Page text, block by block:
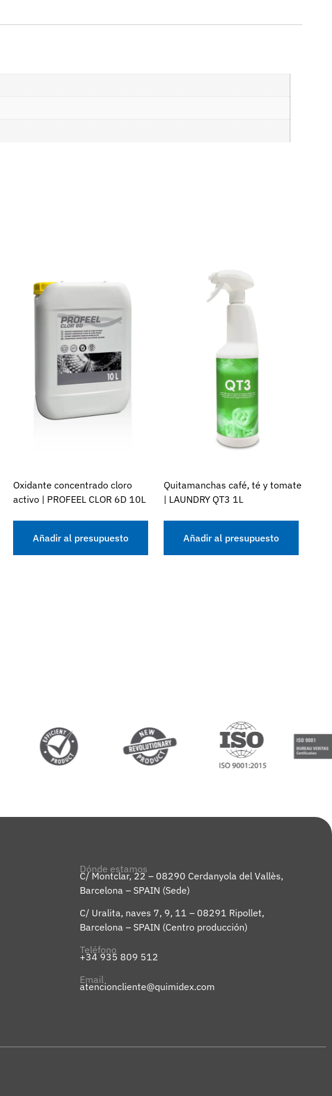
Oxidante concentrado cloro
activo | PROFEEL CLOR 6D 10L
Añadir al presupuesto
Quitamanchas café, té y tomate
| LAUNDRY QT3 1L
Añadir al presupuesto
Dónde estamos
C/ Montclar, 22 – 08290 Cerdanyola del Vallès,
Barcelona – SPAIN (Sede)
C/ Uralita, naves 7, 9, 11 – 08291 Ripollet,
Barcelona – SPAIN (Centro producción)
Teléfono
+34 935 809 512
Email
atencioncliente@quimidex.com